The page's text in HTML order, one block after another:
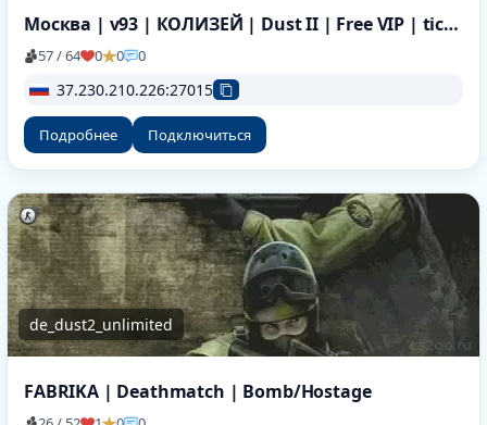
Москва | v93 | КОЛИЗЕЙ | Dust II | Free VIP | tickrate 100
57 / 64 0 0 0
37.230.210.226:27015
Подробнее Подключиться
de_dust2_unlimited
FABRIKA | Deathmatch | Bomb/Hostage